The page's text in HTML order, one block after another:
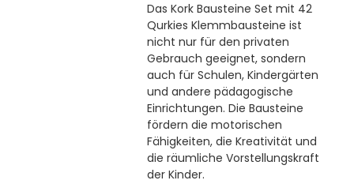
Das Kork Bausteine Set mit 42
Qurkies Klemmbausteine ist
nicht nur für den privaten
Gebrauch geeignet, sondern
auch für Schulen, Kindergärten
und andere pädagogische
Einrichtungen. Die Bausteine
fördern die motorischen
Fähigkeiten, die Kreativität und
die räumliche Vorstellungskraft
der Kinder.